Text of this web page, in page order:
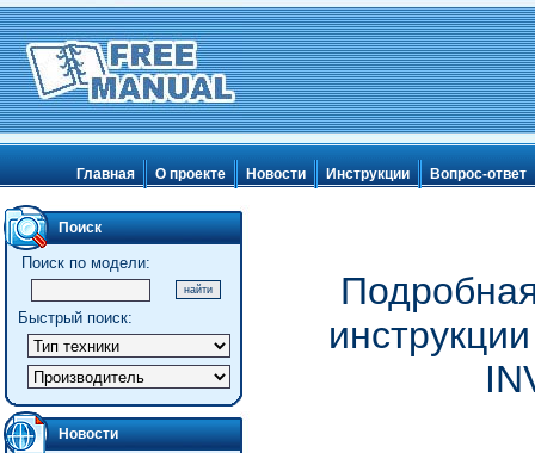
Главная О проекте Новости Инструкции Вопрос-ответ
Поиск
Поиск по модели:
Быстрый поиск:
Новости